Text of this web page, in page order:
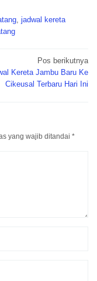
jadwal kereta
Pos berikutnya
Kereta Jambu Baru Ke
Cikeusal Terbaru Hari Ini
yang wajib ditandai *